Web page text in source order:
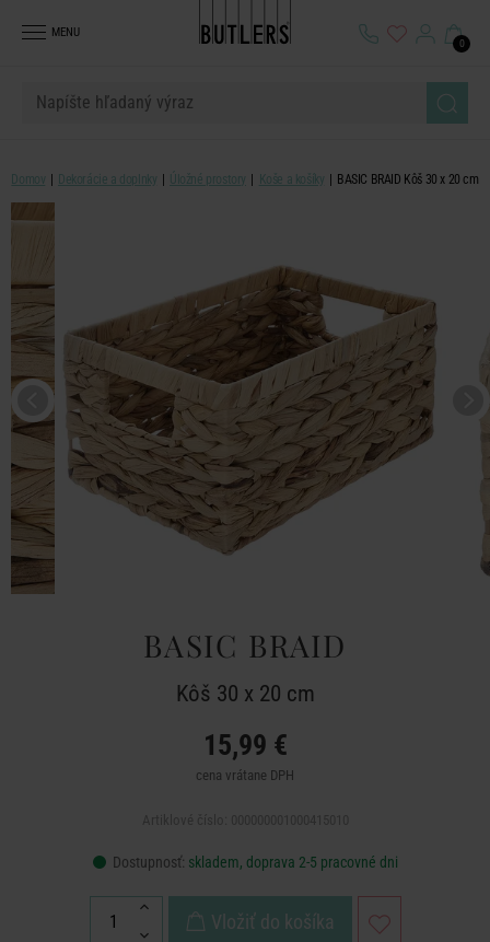
MENU
0
Domov Dekorácie a doplnky Úložné prostory Koše a košíky BASIC BRAID Kôš 30 x 20 cm
BASIC BRAID
Kôš 30 x 20 cm
15,99 €
cena vrátane DPH
Dostupnosť: skladem, doprava 2-5 pracovné dni
Vložiť do košíka